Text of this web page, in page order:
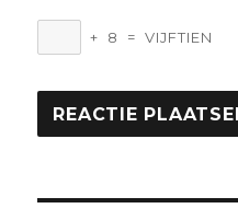
+ 8 = VIJFTIEN